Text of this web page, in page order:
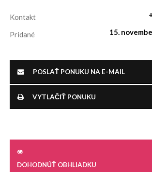
Kontakt
Pridané 15.
POSLAŤ PONUKU NA E-MAIL
VYTLAČIŤ PONUKU
DOHODNÚŤ OBHLIADKU